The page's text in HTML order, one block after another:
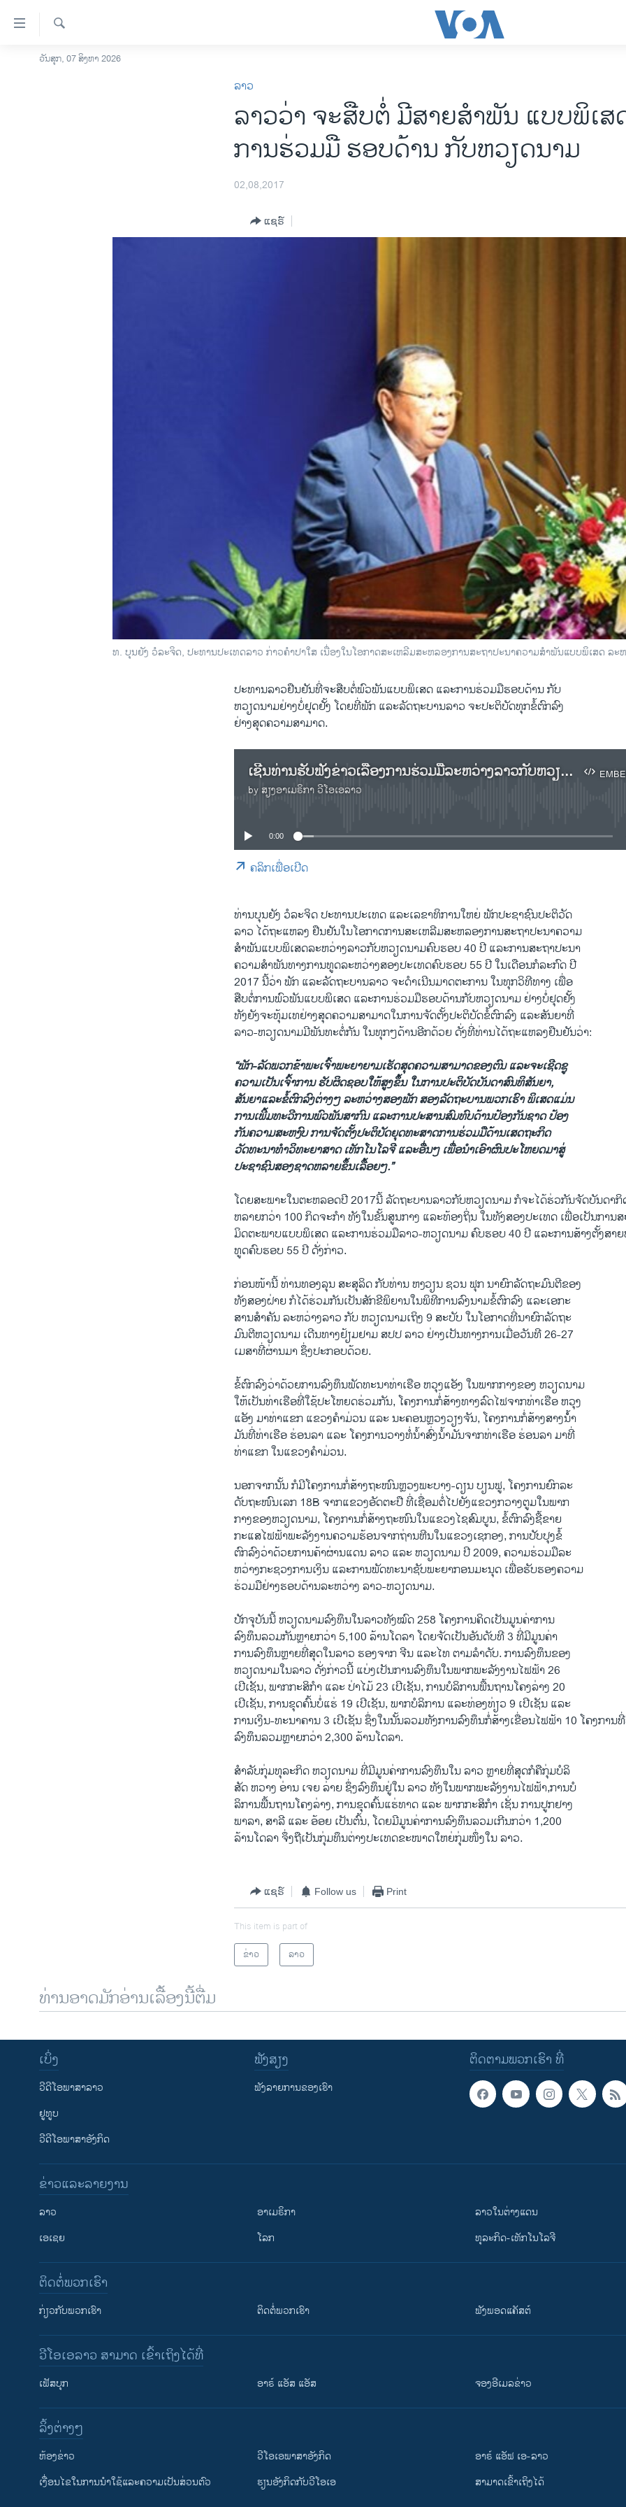
ລິ້ງ
ສຳຫລັບ
ໂຮມເພຈ
ຕິດຕາມພວກເຮົາ ທີ່
ຄົ້ນຫາ
ວັນສຸກ, 07 ສິງຫາ 2026
ລາວ
ລາວວ່າ ຈະສືບຕໍ່ ມີສາຍສໍາພັນ ແບບພິເສ
ການຮ່ວມມື ຮອບດ້ານ ກັບຫວຽດນາມ
02,08,2017
ແຊຣ໌
ທ. ບຸນຍັງ ວໍລະຈິດ, ປະທານປະເທດລາວ ກ່າວຄໍາປາໃສ ເນື່ອງໃນໂອກາດສະ​ເຫລີ​ມສະຫລອງ​ການ​ສະຖາປະນາ​ຄວາມ​ສໍາພັນ​ແບບ​ພິ​ເສດ ລະ
ປະທານລາວຢືນຢັນທີ່ຈະສືບຕໍ່ພົວພັນແບບພິເສດ ແລະການຮ່ວມມືຮອບດ້ານ ກັບ
ຫວຽດນາມຢ່າງບໍ່ຢຸດຢັ້ງ ໂດຍທີ່ພັກ ແລະລັດຖະບານລາວ ຈະປະຕິບັດທຸກຂໍ້ຕົກລົງ
ຢ່າງສຸດຄວາມສາມາດ.
ເຊີນທ່ານຮັບຟັງຂ່າວເລື່ອງການຮ່ວມມືລະຫວ່າງລາວກັບຫວຽດນາມ
by ສຽງອາເມຣິກາ ວີໂອເອລາວ
0:00
ຄລິກເພື່ອເປີດ
ທ່ານບຸນ​ຍັງ ວໍລະ​ຈິດ ປະທານ​ປະ​ເທດ ​ແລະ​ເລຂາທິການ​ໃຫຍ່ ພັກ​ປະຊາຊົນ​ປະຕິວັດ​
ລາວ ​ໄດ້​ຖະ​ແຫລ​ງ ຢືນຢັນ​ໃນ​ໂອກາດ​ການສະ​ເຫລີ​ມສະຫລອງ​ການ​ສະຖາປະນາ​ຄວາມ
​ສໍາພັນ​ແບບ​ພິ​ເສດລະຫວ່າງ​ລາ​ວກັບ​ຫວຽດນາມຄົບຮອບ 40 ປີ ​ແລະ​ການ​ສະຖາປະນາ
​ຄວາມ​ສໍາພັນ​ທາງ​ການ​ທູດ​ລະ​ຫວ່າງສອງ​ປະ​ເທດຄົບຮອບ 55 ປີ ​ໃນ​ເດືອນ​ກໍລະກົດ ປີ
2017 ນີ້ວ່າ ພັກ ​ແລະ​ລັດຖະບານ​ລາວ ຈະ​ດໍາ​ເນີນ​ມາດ​ຕະການ ​ໃນ​ທຸກ​ວິທີ​ທາງ ​ເພື່ອ​
ສືບຕໍ່ການ​ພົວພັນ​ແບບ​ພິ​ເສດ ​ແລະ​ການ​ຮ່ວມ​ມື​ຮອບດ້ານ​ກັບ​ຫວຽດນາມ ຢ່າງ​ບໍ່ຢຸດ​ຢັ້ງ
ທັງ​ຍັງ​ຈະ​ທຸ້ມ​ເທ​ຢ່າງ​ສຸດ​ຄວາມ​ສາມາດ​ໃນ​ການ​ຈັດຕັ້ງປະຕິບັດ​ຂໍ້​ຕົກລົງ ​ແລະ​ສັນຍາ​ທີ່
​ລາວ-ຫວຽດນາມມີ​ພັນທະ​ຕໍ່ກັນ ​ໃນ​ທຸກໆດ້ານ​ອີກ​ດ້ວຍ ດັ່ງ​ທີ່​ທ່ານ​ໄດ້​ຖະແຫລ​ງຢືນຢັນ​ວ່າ:
“ພັກ-ລັດ​ພວກ​ຂ້າພະ​ເຈົ້າພະຍາຍາມ​ເຮັດສຸດ​ຄວາມ​ສາມາດ​ຂອງ​ຕົນ ​ແລະ​ຈະ​ເຊີດ​ຊູ
​ຄວາມ​ເປັນ​ເຈົ້າການ ຮັບຜິດຊອບ​ໃຫ້​ສູງ​ຂຶ້ນ ​ໃນ​ການ​ປະຕິບັດ​ບັນດາ​ສົນທິສັນຍາ,
ສັນຍາແລະ​ຂໍ້​ຕົກລົງ​ຕ່າງໆ ລະ​ຫວ່າງສອງ​ພັກ ສອງ​ລັດຖະບານ​ພວກ​ເຮົາ ພິ​ເສດ​ແມ່ນ​
ການ​ເພີ້ມທະວີ​ການ​ພົວພັນ​ສາກົນ ​ແລະ​ການ​ປະສານ​ສົມທົບ​ດ້ານ​ປ້ອງ​ກັນຊາ​ດ ປ້ອງ​
ກັນ​ຄວາມສະຫງົບ ການຈັດຕັ້ງປະຕິບັດ​ຍຸດ​ທະ​ສາດ​ການ​ຮ່ວມ​ມື​ດ້ານ​ເສດຖະກິດ
ວັດທະນາ​ທໍາວິທະຍາສາດ ​ເທັກ​ໂນ​ໂລ​ຈີ ​ແລະ​ອື່ນໆ ​ເພື່ອ​ນໍາ​ເອົາ​ຜົນ​ປະ​ໂຫຍ​ດມາສູ່​
ປະຊາຊົນ​ສອງ​ຊາດ​ຫລາຍ​ຂຶ້ນ​ເລື້ອຍໆ.”
ໂດຍ​ສະພາະ​ໃນ​ຕະຫລອດ​ປີ 2017ນີ້ ລັດຖະບານ​ລາວ​ກັບ​ຫວຽດນາມ ກໍ​ຈະ​ໄດ້​ຮ່ວກັນ​ຈັດ​ບັນດາ​ກິ
ຫລາຍ​ກວ່າ 100 ກິດຈະ​ກໍາ ທັງ​ໃນ​ຂັ້ນສູນ​ກາງ ​ແລະ​ທ້ອງ​ຖິ່ນ ​ໃນ​ທັງ​ສອງ​ປະ​ເທດ ​ເພື່ອ​ເປັນ​ການ
ມິດຕະພາບ​ແບບ​ພິ​ເສດ ​ແລະ​ການ​ຮ່ວມ​ມື​ລາວ-ຫວຽດນາມ ຄົບຮອບ 40 ປີ ​ແລະ​ການ​ສ້າງຕັ້ງສາ
ທູດ​ຄົບຮອບ 55 ປີ ດັ່ງກ່າວ.
ກ່ອນໜ້ານີ້ ທ່ານ​ທອງ​ລຸນ​ ສະ​ສຸ​ລິດ ກັບທ່ານ ຫງວຽນ ຊວນ ຟຸກ ນາຍົກລັດຖະມົນຕີຂອງ
​ທັງ​ສອງ​ຝ່າຍ ກໍໄດ້ຮ່ວມກັນເປັນສັກຂີພິຍານໃນພິທີການລົງນາມຂໍ້ຕົກລົງ ແລະເອກະ
ສານສຳຄັນ ລະຫວ່າງລາວ ກັບ ຫວຽດນາມເຖິງ 9 ສະບັບ ​ໃນ​ໂອກາດ​ທີ່ນາຍົກລັດຖະ
ມົນຕີຫວຽດນາມ ເດີນທາງຢ້ຽມຢາມ ສປປ ລາວ ຢ່າງເປັນທາງການເມື່ອວັນທີ 26-27
ເມສາທີ່ຜ່ານມາ ຊຶ່ງ​ປະກອບ​ດ້ວຍ.
ຂໍ້ຕົກລົງວ່າດ້ວຍການລົງທຶນພັດທະນາທ່າເຮືອ ຫວຸງແອັງ ໃນພາກກາງຂອງ ຫວຽດນາມ
ໃຫ້ເປັນທ່າເຮືອທີ່ໃຊ້ປະໂຫຍດຮ່ວມກັນ, ໂຄງການກໍ່ສ້າງທາງລົດໄຟຈາກທ່າເຮືອ ຫວຸງ
ແອັງ ມາທ່າແຂກ ແຂວງຄຳມ່ວນ ແລະ ນະຄອນຫຼວງວຽງຈັນ, ໂຄງການກໍ່ສ້າງສາງນໍ້ຳ
ມັນທີ່ທ່າເຮືອ ຮ່ອນລາ ແລະ ໂຄງການວາງທໍ່ນໍ້າສົ່ງນໍ້າມັນຈາກທ່າເຮືອ ຮ່ອນລາ ມາທີ່
ທ່າແຂກ ໃນແຂວງຄຳມ່ວນ.
ນອກຈາກນັ້ນ ກໍມີໂຄງການກໍ່ສ້າງຖະໜົນຫຼວງພະບາງ-ດຽນ ບຽນຟູ, ໂຄງການຍົກລະ
ດັບຖະໜົນເລກ 18B ຈາກແຂວງອັດຕະປື ທີ່ເຊື່ອມຕໍ່ໄປຍັງແຂວງກວາງຕູມໃນພາກ
ກາງຂອງຫວຽດນາມ, ໂຄງການກໍ່ສ້າງຖະໜົນໃນແຂວງໄຊສົມບູນ, ຂໍ້ຕົກລົງຊື້ຂາຍ
ກະແສໄຟຟ້າພະລັງງານຄວາມຮ້ອນຈາກຖ່ານຫີນໃນແຂວງເຊກອງ, ການປັບປຸງຂໍ້
ຕົກລົງວ່າດ້ວຍການຄ້າຜ່ານແດນ ລາວ ແລະ ຫວຽດນາມ ປີ 2009, ຄວາມຮ່ວມມືລະ
ຫວ່າງກະຊວງການເງິນ ແລະການພັດທະນາຊັບພະຍາກອນມະນຸດ ເພື່ອຮັບຮອງຄວາມ
ຮ່ວມມືຢ່າງຮອບດ້ານລະຫວ່າງ ລາວ-ຫວຽດນາມ.
ປັກ​ຈຸ​ບັນນີ້ ຫວຽດນາມລົງທຶນໃນລາວທັງໝົດ 258 ໂຄງການຄິດເປັນມູນຄ່າການ
ລົງທຶນລວມກັນຫຼາຍກວ່າ 5,100 ລ້ານໂດລາ ໂດຍຈັດເປັນອັນດັບທີ 3 ທີ່ມີມູນຄ່າ
ການລົງທຶນຫຼາຍທີ່ສຸດໃນລາວ ຮອງຈາກ ຈີນ ແລະໄທ ຕາມລຳດັບ. ການລົງທຶນຂອງ
ຫວຽດນາມໃນລາວ ດັ່ງກ່າວນີ້ ແບ່ງເປັນການລົງທຶນໃນພາກພະລັງງານໄຟຟ້າ 26
ເປີເຊັນ, ພາກກະສິກຳ ແລະ ປ່າໄມ້ 23 ເປີເຊັນ, ການບໍລິການພື້ນຖານໂຄງລ່າງ 20
ເປີເຊັນ, ການຂຸດຄົ້ນບໍ່ແຮ່ 19 ເປີເຊັນ, ພາກບໍລິການ ແລະທ່ອງທ່ຽວ 9 ເປີເຊັນ ແລະ
ການເງິນ-ທະນາຄານ 3​ ເປີເຊັນ ຊຶ່ງ​ໃນ​ນັ້ນລວມທັງ​ການ​ລົງທຶນ​ກໍ່ສ້າງ​ເຂື່ອນໄຟຟ້າ 10 ໂຄງການ
ລົງທຶນລວມຫຼາຍກວ່າ 2,300 ລ້ານໂດລາ.
ສຳລັບກຸ່ມທຸລະກິດ ຫວຽດນາມ ທີ່ມີມູນຄ່າການລົງທຶນໃນ ລາວ ຫຼາຍທີ່ສຸດກໍຄືກຸ່ມບໍລິ
ສັດ ຫວາງ ອ່ານ ເຈຍ ລ່າຍ ຊຶ່ງລົງທຶນຢູ່ໃນ ລາວ ທັງໃນພາກພະລັງງານໄຟຟ້າ,​ການບໍ
ລິການພື້ນຖານໂຄງລ່າງ, ການຂຸດຄົ້ນແຮ່ທາດ ແລະ ພາກກະສິກຳ ເຊັ່ນ ການປູກຢາງ
ພາລາ, ສາລີ ແລະ ອ້ອຍ ເປັນຕົ້ນ, ໂດຍມີມູນຄ່າການລົງທຶນລວມເກີນກວ່າ 1,200
ລ້ານໂດລາ ຈຶ່ງຖືເປັນກຸ່ມທຶນຕ່າງປະເທດຂະໜາດໃຫຍ່ກຸ່ມໜຶ່ງໃນ ລາວ.
ແຊຣ໌ Follow us Print
This item is part of
ຂ່າວ
ລາວ
ທ່ານອາດມັກອ່ານເລື້ອງນີ້ຕື່ມ
ຕິດຕາມພວກເຮົາ ທີ່
ເບິ່ງ
ວີດີໂອພາສາລາວ
ຢູທູບ
ວີດີໂອພາສາອັງກິດ
ຟັງສຽງ
ຟັງລາຍການຂອງເຮົາ
ຂ່າວແລະລາຍງານ
ລາວ
ເອເຊຍ
ອາເມຣິກາ
ໂລກ
ລາວໃນຕ່າງແດນ
ທຸລະກິດ-ເທັກໂນໂລຈີ
ຕິດຕໍ່ພວກເຮົາ
ກ່ຽວກັບພວກເຮົາ ຕິດຕໍ່ພວກເຮົາ ຟັງພອດແຄັສຕ໌
ວີໂອເອລາວ ສາມາດ ເຂົ້າເຖິງໄດ້ທີ່
ເຟັສບຸກ ອາຣ໌ ແອັສ ແອັສ ຈອງອີເມລຂ່າວ
​ລິ້ງ​ຕ່າງໆ
​ຫ້ອງ​ຂ່າວ
​ເງື່ອນ​ໄຂ​ໃນ​ການ​ນຳ​ໃຊ້​ແລະຄວາມ​ເປັນ​ສ່​ວນ​ຕົວ
ວີ​ໂອ​ເອ​ພາ​ສາ​ອັງ​ກິດ
​ຮຽນ​ອັງ​ກິດ​ກັບ​ວີ​ໂອ​ເອ
ອາຣ໌ ແອັຟ ເອ-ລາວ
ສາມາດເຂົ້າເຖິງໄດ້